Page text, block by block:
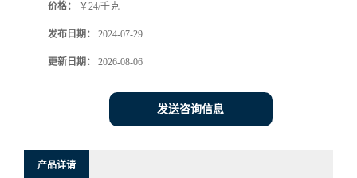
价格： ￥24/千克
发布日期： 2024-07-29
更新日期： 2026-08-06
发送咨询信息
产品详请